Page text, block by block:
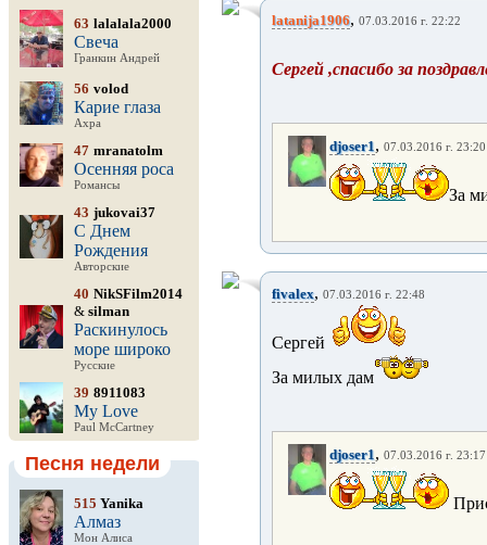
63 lalalala2000
Свеча
Гранкин Андрей
56 volod
Карие глаза
Ахра
47 mranatolm
Осенняя роса
Романсы
43 jukovai37
С Днем
Рождения
Авторские
40 NikSFilm2014
& silman
Раскинулось
море широко
Русские
39 8911083
My Love
Paul McCartney
Песня недели
515 Yanika
Алмаз
Мон Алиса
latanija1906, 07.03.2016 г. 22:22
Сергей ,спасибо за
djoser1, 07.03.2016 г. 23:20
За
fivalex, 07.03.2016 г. 22:48
Сергей
За милых дам
djoser1, 07.03.2016 г. 23:17